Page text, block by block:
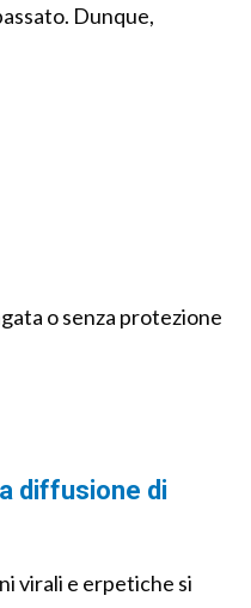
Dunque,
o senza protezione
diffusione di
virali e erpetiche si